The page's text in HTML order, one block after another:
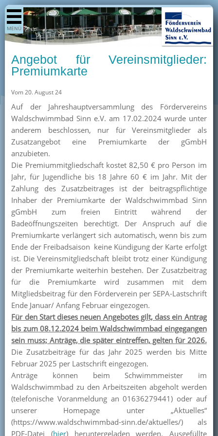
MENÜ
Shop
Aktuelles
Termine
/ Preise
Kurse
Kioskangebote
Unterstützer
Über uns
Team
Pressearchiv
Mitglied werden
Angebot für Vereinsmitglieder:
Premiumkarte
Vom 20. August 24
Auf der Jahreshauptversammlung des Fördervereins
Waldschwimmbad Sinn e.V. am 17.02.2024 wurde unter
anderem beschlossen, nur für Vereinsmitglieder als
Zusatzangebot eine Premiumkarte der gGmbH
anzubieten.
Die Premiummitgliedschaft kostet 82,50 € pro Person im
Jahr, für Jugendliche bis 18 Jahre 60 € im Jahr. Mit der
Zahlung des Zusatzbeitrages ist der beitragspflichtige
Inhaber der Premiumkarte der Waldschwimmbad Sinn
gGmbH zum freien Eintritt während der
Badeöffnungszeiten berechtigt. Der Anspruch auf die
Premiumkarte verlängert sich automatisch, wenn bis zum
Ende der Freibadsaison keine Kündigung der Karte erfolgt
ist. Die Vereinsmitgliedschaft bleibt trotz einer Kündigung
der Premiumkarte weiterhin bestehen. Der Zusatzbeitrag
für die Premiumkarte wird zusammen mit dem
Mitgliedsbeitrag für den Förderverein per SEPA-Lastschrift
Ende Januar/ Anfang Februar eingezogen.
Für den Start dieses neuen Angebotes gilt, dass ein Antrag
bis zum 08.12.2024 beim Waldschwimmbad eingegangen
sein muss; Anträge, die später eintreffen, gelten für 2026.
Die Zusatzbeiträge für das Jahr 2025 werden bis Mitte
Februar 2025 per Lastschrift eingezogen.
Anträge können beim Schwimmmeister im
Waldschwimmbad zu den Arbeitszeiten abgeholt werden
(telefonische Voranmeldung an 01636279441) oder auf
unserer Homepage unter „Aktuelles“
(https://www.waldschwimmbad-sinn.de/aktuelles/) als
PDF-Datei (hier) heruntergeladen werden. Ausgefüllte